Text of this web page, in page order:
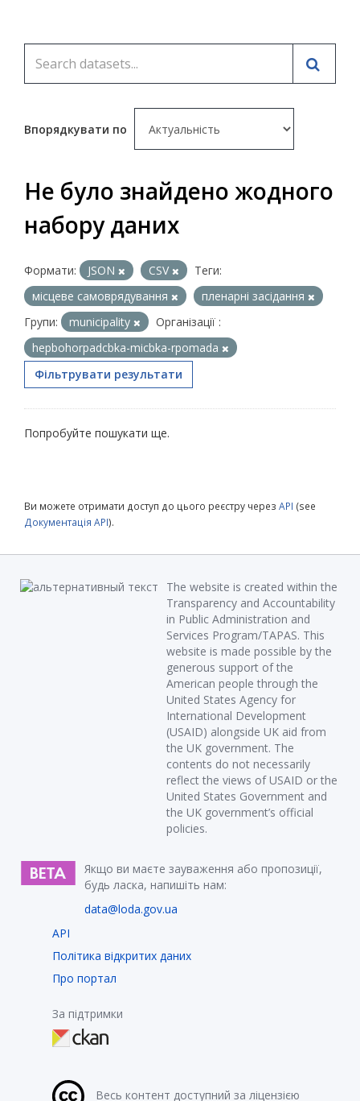
Впорядкувати по
Не було знайдено жодного
набору даних
Формати: JSON CSV
Теги:
місцеве самоврядування
пленарні засідання
Групи:
municipality
Організації :
hepbohorpadcbka-micbka-rpomada
Фільтрувати результати
Попробуйте пошукати ще.
Ви можете отримати доступ до цього реєстру через API (see
Документація API).
The website is created within the
Transparency and Accountability
in Public Administration and
Services Program/TAPAS. This
website is made possible by the
generous support of the
American people through the
United States Agency for
International Development
(USAID) alongside UK aid from
the UK government. The
contents do not necessarily
reflect the views of USAID or the
United States Government and
the UK government’s official
policies.
Якщо ви маєте зауваження або пропозиції,
будь ласка, напишіть нам:
data@loda.gov.ua
API
Політика відкритих даних
Про портал
За підтримки
Весь контент доступний за ліцензією